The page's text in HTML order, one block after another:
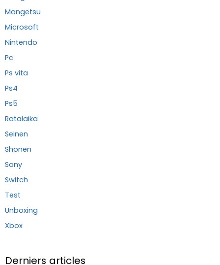
Mangetsu
Microsoft
Nintendo
Pc
Ps vita
Ps4
Ps5
Ratalaika
Seinen
Shonen
Sony
Switch
Test
Unboxing
Xbox
Derniers articles